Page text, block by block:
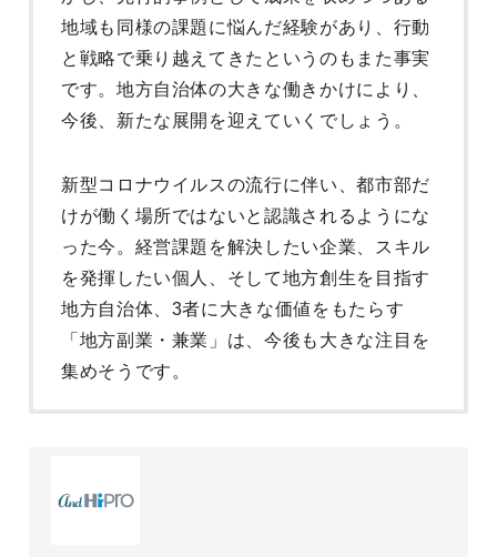
地域も同様の課題に悩んだ経験があり、行動
と戦略で乗り越えてきたというのもまた事実
です。地方自治体の大きな働きかけにより、
今後、新たな展開を迎えていくでしょう。
新型コロナウイルスの流行に伴い、都市部だ
けが働く場所ではないと認識されるようにな
った今。経営課題を解決したい企業、スキル
を発揮したい個人、そして地方創生を目指す
地方自治体、3者に大きな価値をもたらす
「地方副業・兼業」は、今後も大きな注目を
集めそうです。